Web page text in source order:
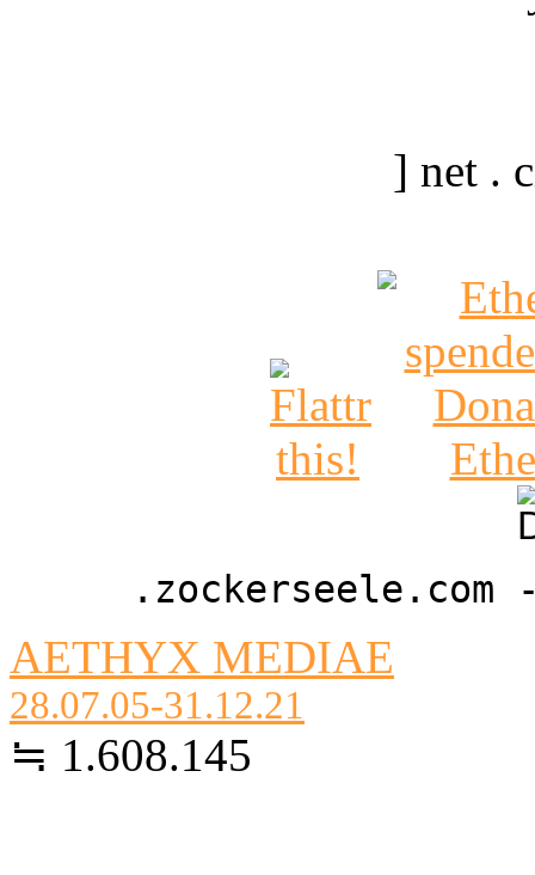
] net .
AETHYX MEDIAE
28.07.05-31.12.21
≒ 1.608.145